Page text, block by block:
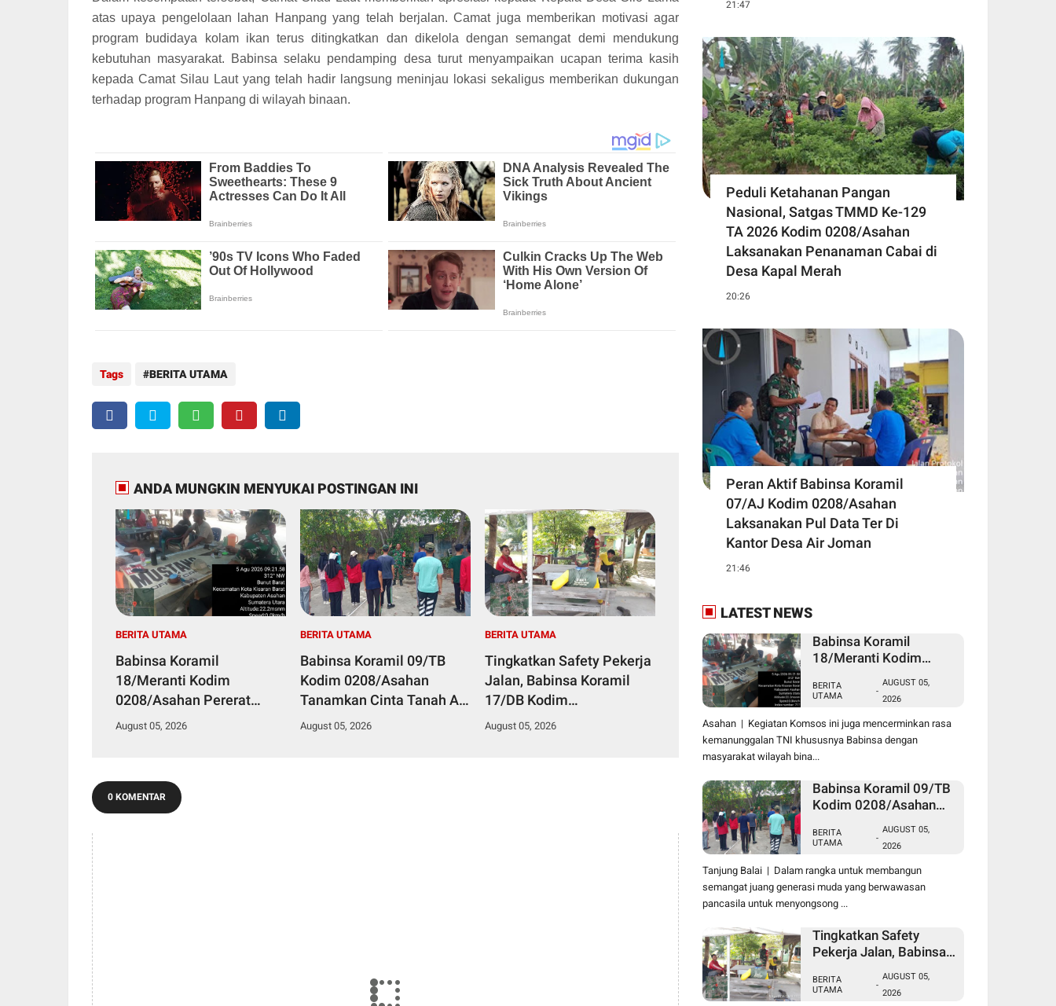
atas upaya pengelolaan lahan Hanpang yang telah berjalan. Camat juga memberikan motivasi agar
program budidaya kolam ikan terus ditingkatkan dan dikelola dengan semangat demi mendukung
kebutuhan masyarakat. Babinsa selaku pendamping desa turut menyampaikan ucapan terima kasih
kepada Camat Silau Laut yang telah hadir langsung meninjau lokasi sekaligus memberikan dukungan
terhadap program Hanpang di wilayah binaan.
Tags BERITA UTAMA
ANDA MUNGKIN MENYUKAI POSTINGAN INI
BERITA UTAMA
Babinsa Koramil
18/Meranti Kodim
0208/Asahan Pererat
Silaturahmi Lewat Komsos
August 05, 2026
BERITA UTAMA
Babinsa Koramil 09/TB
Kodim 0208/Asahan
Tanamkan Cinta Tanah Air
Lewat Wasbang Kepada
August 05, 2026
BERITA UTAMA
Tingkatkan Safety Pekerja
Jalan, Babinsa Koramil
17/DB Kodim
0208/Asahan Gelar
August 05, 2026
0 KOMENTAR
21:47
Peduli Ketahanan Pangan
Nasional, Satgas TMMD Ke-129
TA 2026 Kodim 0208/Asahan
Laksanakan Penanaman Cabai di
Desa Kapal Merah
20:26
Peran Aktif Babinsa Koramil
07/AJ Kodim 0208/Asahan
Laksanakan Pul Data Ter Di
Kantor Desa Air Joman
21:46
LATEST NEWS
Babinsa Koramil
18/Meranti Kodim
Silaturahmi Lewat
Komsos Dengan Warga
Masyarakat Binaan
BERITA
UTAMA
-
AUGUST 05,
2026
Asahan | Kegiatan Komsos ini juga mencerminkan rasa
kemanunggalan TNI khususnya Babinsa dengan
masyarakat wilayah bina...
Babinsa Koramil 09/TB
Kodim 0208/Asahan
Air Lewat Wasbang
Kepada Siswa-siswi
MAN1 Kota Tanjung
Balai
BERITA
UTAMA
-
AUGUST 05,
2026
Tanjung Balai | Dalam rangka untuk membangun
semangat juang generasi muda yang berwawasan
pancasila untuk menyongsong ...
Tingkatkan Safety
Pekerja Jalan, Babinsa
0208/Asahan Gelar
Komsos Bersama Tim
BERITA
UTAMA
-
AUGUST 05,
2026